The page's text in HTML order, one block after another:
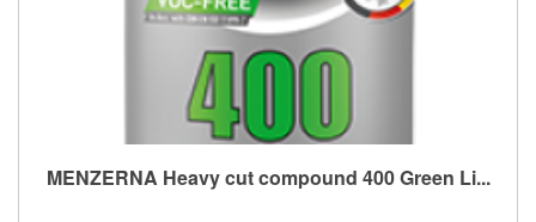
MENZERNA Heavy cut compound 400 Green Li...